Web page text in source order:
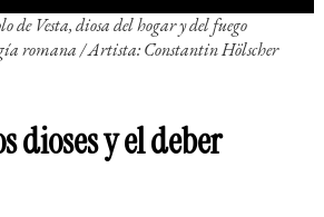
de Vesta, diosa del hogar y del fuego
romana / Artista: Constantin Hölscher
dioses y el deber